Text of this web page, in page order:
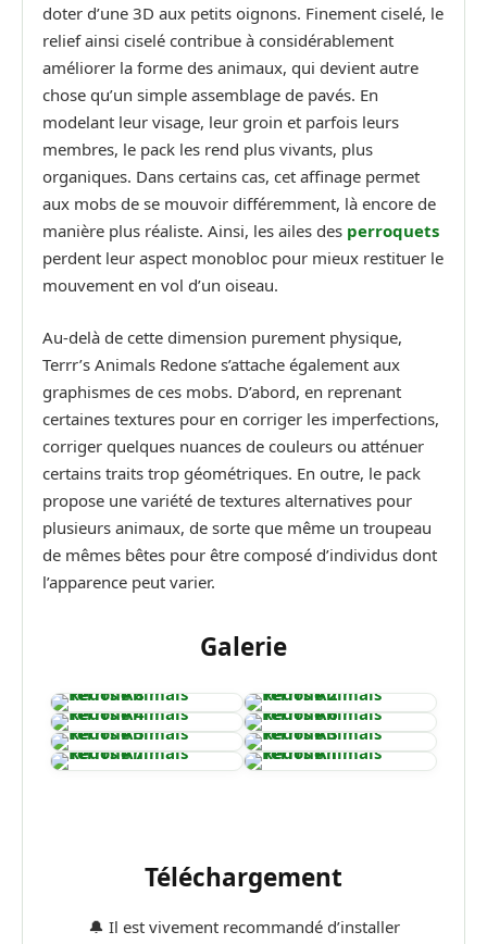
doter d’une 3D aux petits oignons. Finement ciselé, le
relief ainsi ciselé contribue à considérablement
améliorer la forme des animaux, qui devient autre
chose qu’un simple assemblage de pavés. En
modelant leur visage, leur groin et parfois leurs
membres, le pack les rend plus vivants, plus
organiques. Dans certains cas, cet affinage permet
aux mobs de se mouvoir différemment, là encore de
manière plus réaliste. Ainsi, les ailes des perroquets
perdent leur aspect monobloc pour mieux restituer le
mouvement en vol d’un oiseau.
Au-delà de cette dimension purement physique,
Terrr’s Animals Redone s’attache également aux
graphismes de ces mobs. D’abord, en reprenant
certaines textures pour en corriger les imperfections,
corriger quelques nuances de couleurs ou atténuer
certains traits trop géométriques. En outre, le pack
propose une variété de textures alternatives pour
plusieurs animaux, de sorte que même un troupeau
de mêmes bêtes pour être composé d’individus dont
l’apparence peut varier.
Galerie
Téléchargement
🔔 Il est vivement recommandé d’installer